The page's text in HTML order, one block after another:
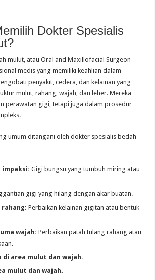
Dokter Spesialis
mulut, atau Oral and Maxillofacial Surgeon
medis yang memiliki keahlian dalam
penyakit, cedera, dan kelainan yang
mulut, rahang, wajah, dan leher. Mereka
perawatan gigi, tetapi juga dalam prosedur
umum ditangani oleh dokter spesialis bedah
impaksi: Gigi bungsu yang tumbuh miring atau
gigi yang hilang dengan akar buatan.
Perbaikan kelainan gigitan atau bentuk
wajah: Perbaikan patah tulang rahang atau
di area mulut dan wajah.
mulut dan wajah.